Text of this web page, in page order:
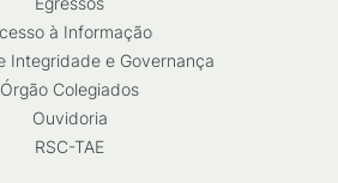
à Informação
Integridade e Governança
Órgão Colegiados
Ouvidoria
RSC-TAE